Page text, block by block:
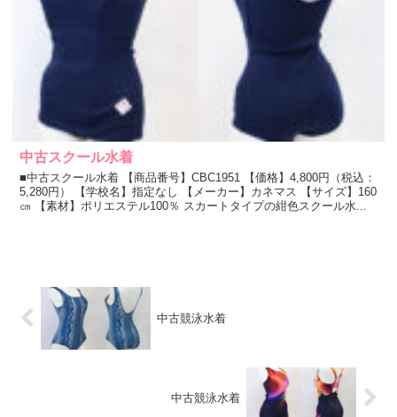
中古スクール水着
■中古スクール水着 【商品番号】CBC1951 【価格】4,800円（税込：
5,280円） 【学校名】指定なし 【メーカー】カネマス 【サイズ】160
㎝ 【素材】ポリエステル100％ スカートタイプの紺色スクール水...
中古競泳水着
中古競泳水着